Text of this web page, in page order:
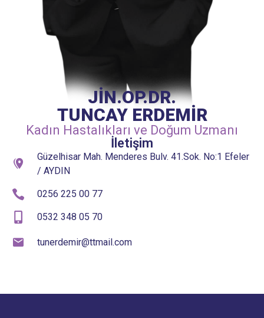
JİN.OP.DR.
TUNCAY ERDEMİR
Kadın Hastalıkları ve Doğum Uzmanı
İletişim
Güzelhisar Mah. Menderes Bulv. 41.Sok. No:1 Efeler
/ AYDIN
0256 225 00 77
0532 348 05 70
tunerdemir@ttmail.com